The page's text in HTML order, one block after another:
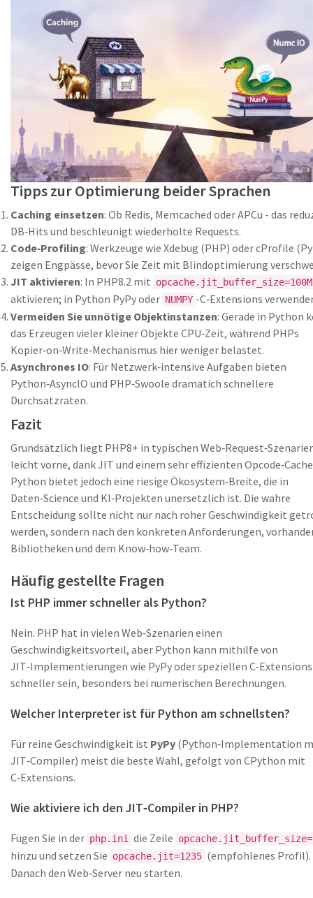
Tipps zur Optimierung beider Sprachen
Caching einsetzen: Ob Redis, Memcached oder APCu - das
DB‑Hits und beschleunigt wiederholte Requests.
Code‑Profiling: Werkzeuge wie Xdebug (PHP) oder cProfile
zeigen Engpässe, bevor Sie Zeit mit Blindoptimierung
JIT aktivieren: In PHP8.2 mit opcache.jit_buffer_size=100M
aktivieren; in Python PyPy oder NUMPY -C‑Extensions
Vermeiden Sie unnötige Objektinstanzen: Gerade in Python
das Erzeugen vieler kleiner Objekte CPU‑Zeit, während PHPs
Kopier‑on‑Write‑Mechanismus hier weniger belastet.
Asynchrones IO: Für Netzwerk‑intensive Aufgaben bieten
Python‑AsyncIO und PHP‑Swoole dramatich schnellere
Durchsatzraten.
Fazit
Grundsätzlich liegt PHP8+ in typischen
leicht vorne, dank JIT und einem sehr effizienten
Python bietet jedoch eine riesige Ökosystem‑Breite, die in
Daten‑Science und KI‑Projekten unersetzlich ist. Die wahre
Entscheidung sollte nicht nur nach roher Geschwindigkeit
werden, sondern nach den konkreten Anforderungen,
Bibliotheken und dem Know‑how‑Team.
Häufig gestellte Fragen
Ist PHP immer schneller als Python?
Nein. PHP hat in vielen Web‑Szenarien einen
Geschwindigkeitsvorteil, aber Python kann mithilfe von
JIT‑Implementierungen wie PyPy oder speziellen C‑Extensions
schneller sein, besonders bei numerischen Berechnungen.
Welcher Interpreter ist für Python am schnellsten?
Für reine Geschwindigkeit ist PyPy (Python‑Implementation
JIT‑Compiler) meist die beste Wahl, gefolgt von CPython mit
C‑Extensions.
Wie aktiviere ich den JIT‑Compiler in PHP?
Fügen Sie in der php.ini die Zeile
hinzu und setzen Sie opcache.jit=1235 (empfohlenes Profil).
Danach den Web‑Server neu starten.